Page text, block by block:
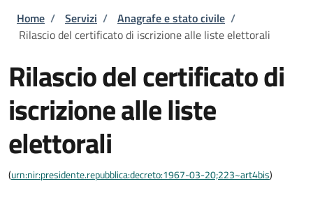
Briciole di pane
Home / Servizi / Anagrafe e stato civile /
Rilascio del certificato di iscrizione alle liste elettorali
Rilascio del certificato di
iscrizione alle liste
elettorali
(urn:nir:presidente.repubblica:decreto:1967-03-20;223~art4bis)